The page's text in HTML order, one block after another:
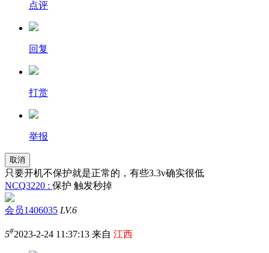
点评
回复
打赏
举报
取消
只要开机不保护就是正常的，有些3.3v确实很低
NCQ3220 : 保护 触发秒掉
会员1406035 LV.6
5#2023-2-24 11:37:13 来自 江西